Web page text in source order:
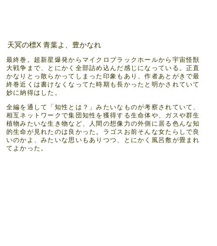
天冥の標X 青葉よ、豊かなれ
最終巻。超新星爆発からマイクロブラックホールから宇宙怪獣
大戦争まで、とにかく全部詰め込んだ感じになっている。正直
かなりとっ散らかってしまった印象もあり、作者あとがきで最
終巻近くは書けなくなってた時期も長かったと明かされていて
妙に納得はした。
全編を通して「知性とは？」みたいなものが考察されていて、
相互ネットワークで集団知性を獲得する生命体や、ガスや群生
植物みたいな生き物など、人間の想像力の外側に居る色んな知
的生命が見れたのは良かった。ラゴスお前そんな女たらしで良
いのかよ、みたいな思いもありつつ、とにかく風呂敷が畳まれ
てよかった。